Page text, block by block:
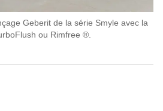
Geberit de la série Smyle avec la
ou Rimfree ®.